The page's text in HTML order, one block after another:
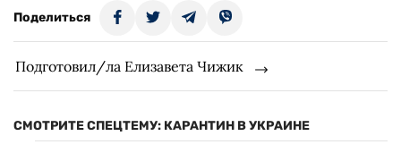
Поделиться
Подготовил/ла Елизавета Чижик
СМОТРИТЕ СПЕЦТЕМУ: КАРАНТИН В УКРАИНЕ